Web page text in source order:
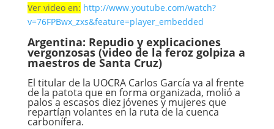
Ver video en: http://www.youtube.com/watch?
v=76FPBwx_zxs&feature=player_embedded
Argentina: Repudio y explicaciones
vergonzosas (video de la feroz golpiza a
maestros de Santa Cruz)
El titular de la UOCRA Carlos García va al frente
de la patota que en forma organizada, molió a
palos a escasos diez jóvenes y mujeres que
repartían volantes en la ruta de la cuenca
carbonífera.